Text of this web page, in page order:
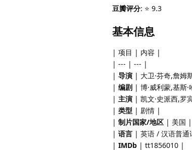
豆瓣评分: ⭐ 9.3
基本信息
| 项目 | 内容 |
| --- | --- |
| 导演 | 大卫·芬奇,詹姆
| 编剧 | 博·威利蒙,基斯
| 主演 | 凯文·史派西,罗
| 类型 | 剧情 |
| 制片国家/地区 | 美国 |
| 语言 | 英语 / 汉语普通
| IMDb | tt1856010 |